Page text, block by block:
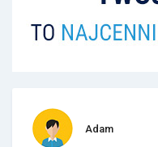
Adam